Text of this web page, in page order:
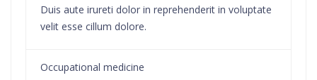
Duis aute irureti dolor in reprehenderit in voluptate
velit esse cillum dolore.
Occupational medicine